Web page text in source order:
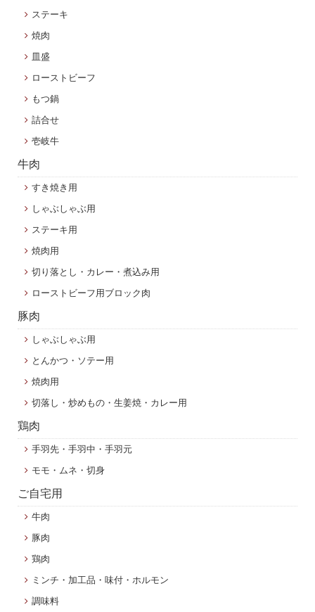
ステーキ
焼肉
皿盛
ローストビーフ
もつ鍋
詰合せ
壱岐牛
牛肉
すき焼き用
しゃぶしゃぶ用
ステーキ用
焼肉用
切り落とし・カレー・煮込み用
ローストビーフ用ブロック肉
豚肉
しゃぶしゃぶ用
とんかつ・ソテー用
焼肉用
切落し・炒めもの・生姜焼・カレー用
鶏肉
手羽先・手羽中・手羽元
モモ・ムネ・切身
ご自宅用
牛肉
豚肉
鶏肉
ミンチ・加工品・味付・ホルモン
調味料